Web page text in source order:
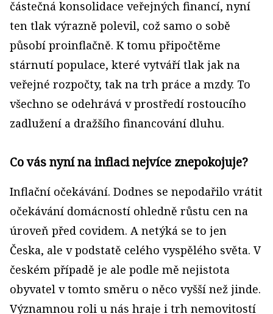
částečná konsolidace veřejných financí, nyní
ten tlak výrazně polevil, což samo o sobě
působí proinflačně. K tomu připočtěme
stárnutí populace, které vytváří tlak jak na
veřejné rozpočty, tak na trh práce a mzdy. To
všechno se odehrává v prostředí rostoucího
zadlužení a dražšího financování dluhu.
Co vás nyní na inflaci nejvíce znepokojuje?
Inflační očekávání. Dodnes se nepodařilo vrátit
očekávání domácností ohledně růstu cen na
úroveň před covidem. A netýká se to jen
Česka, ale v podstatě celého vyspělého světa. V
českém případě je ale podle mě nejistota
obyvatel v tomto směru o něco vyšší než jinde.
Významnou roli u nás hraje i trh nemovitostí